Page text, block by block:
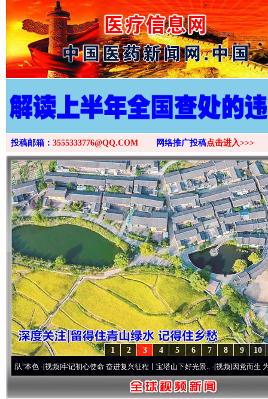
>
投稿邮箱： 3555333776@QQ.COM 网络推广投稿点击进入>>>
10
9
8
7
6
5
4
3
2
1
·[视频]牢记初心使命 奋进复兴征程丨宝塔山下好光景..·[视频]因党而生 为党而战